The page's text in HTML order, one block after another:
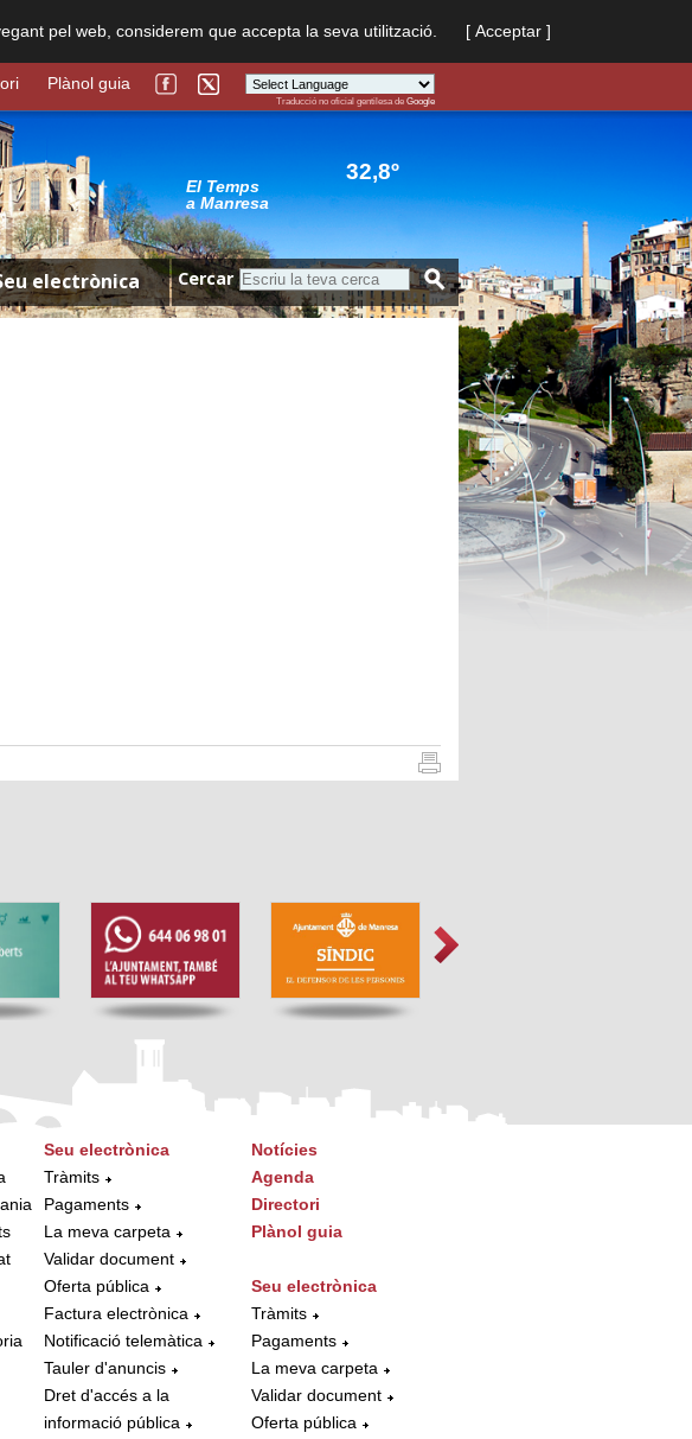
pel web, considerem que accepta la seva utilització. [ Acceptar ]
Powered by
Traducció no oficial gentilesa de Google
Plànol guia
El Temps
a Manresa
32,8º
electrònica Cercar
Seu electrònica
Tràmits
Pagaments
La meva carpeta
Validar document
Oferta pública
Factura electrònica
Notificació telemàtica
Tauler d'anuncis
Dret d'accés a la
informació pública
Notícies
Agenda
Directori
Plànol guia
Seu electrònica
Tràmits
Pagaments
La meva carpeta
Validar document
Oferta pública